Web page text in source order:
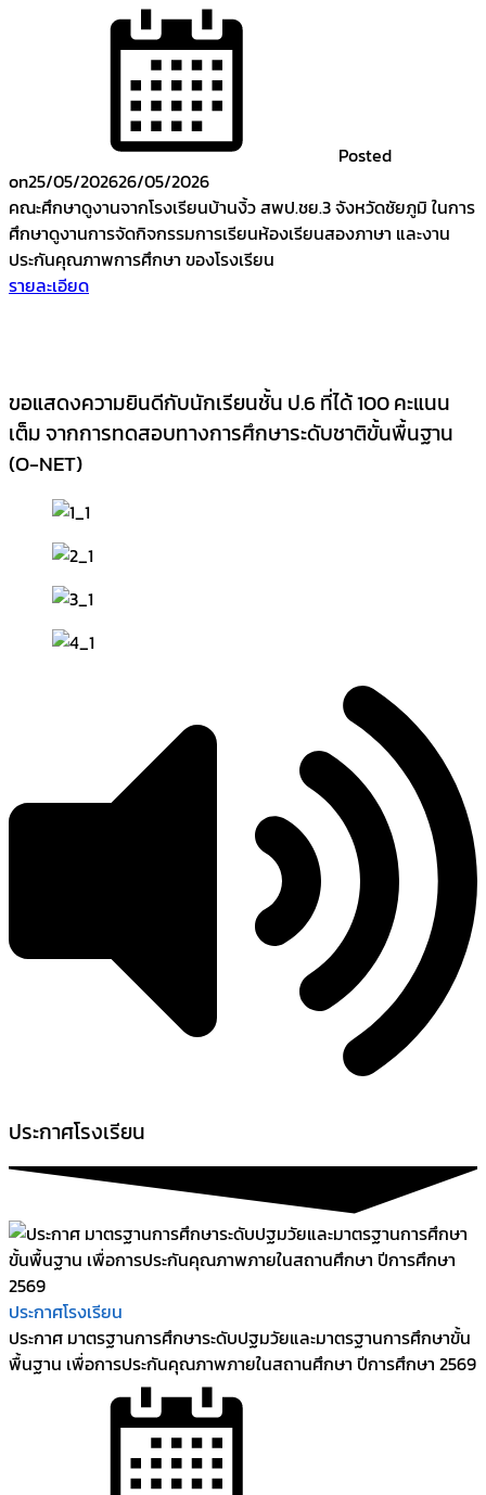
Posted
on25/05/202626/05/2026
คณะศึกษาดูงานจากโรงเรียนบ้านงิ้ว สพป.ชย.3 จังหวัดชัยภูมิ ในการ
ศึกษาดูงานการจัดกิจกรรมการเรียนห้องเรียนสองภาษา และงาน
ประกันคุณภาพการศึกษา ของโรงเรียน
รายละเอียด
ขอแสดงความยินดีกับนักเรียนชั้น ป.6 ที่ได้ 100 คะแนน
เต็ม จากการทดสอบทางการศึกษาระดับชาติขั้นพื้นฐาน
(O-NET)
ประกาศโรงเรียน
ประกาศโรงเรียน
ประกาศ มาตรฐานการศึกษาระดับปฐมวัยและมาตรฐานการศึกษาขั้น
พื้นฐาน เพื่อการประกันคุณภาพภายในสถานศึกษา ปีการศึกษา 2569